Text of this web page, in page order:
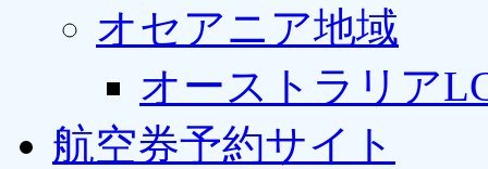
オセアニア地域
オーストラリア
航空券予約サイト